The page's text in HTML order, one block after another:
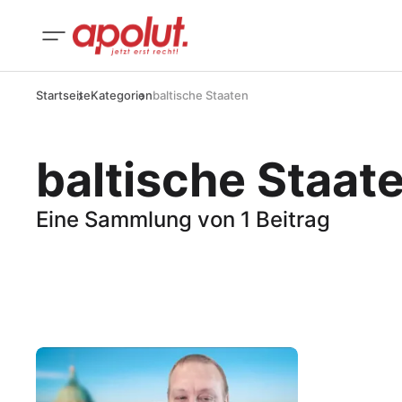
StartseiteKategorienbaltische Staaten
baltische
Eine Sammlung von 1 Beitrag